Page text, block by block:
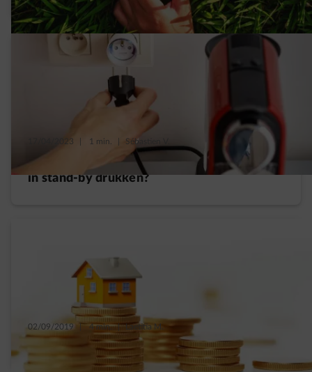
17/04/2023 1 min. Sébastien V.
Hoe het verbruik van elektrische toestellen
in stand-by drukken?
02/09/2019 | 4 min. | Laetitia M.
Hoeveel kost mijn huis me jaarlijks?